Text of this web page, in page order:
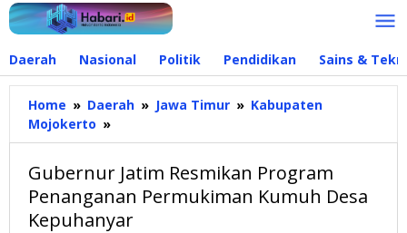
Lewati
ke
Daerah Nasional Politik Pendidikan Sains &
Home » Daerah » Jawa Timur » Kabupaten
Mojokerto »
Jatim
Program
Penanganan
Permukiman
Gubernur Jatim Resmikan Program
Penanganan Permukiman Kumuh Desa
Kepuhanyar